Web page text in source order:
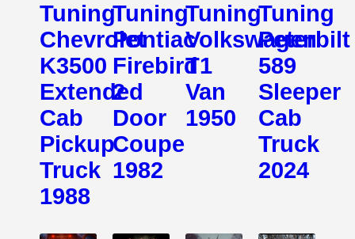
Tuning
Chevrolet
K3500
Extended
Cab
Pickup
Truck
1988
Tuning
Pontiac
Firebird
2
Door
Coupe
1982
Tuning
Volkswagen
T1
Van
1950
Tuning
Peterbilt
589
Sleeper
Cab
Truck
2024